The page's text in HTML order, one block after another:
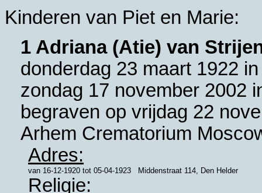
Kinderen van Piet en Marie:
1 Adriana (Atie) van
donderdag 23 maart 1922
zondag 17 november 2002
begraven op vrijdag 22
Arhem Crematorium
Adres:
van 16-12-1920tot 05-04-1923 Middenstraat 114, Den Helder
Religie: